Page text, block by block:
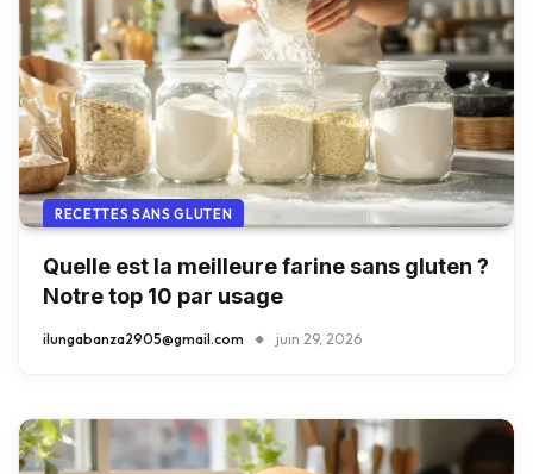
RECETTES SANS GLUTEN
Quelle est la meilleure farine sans gluten ?
Notre top 10 par usage
ilungabanza2905@gmail.com juin 29, 2026